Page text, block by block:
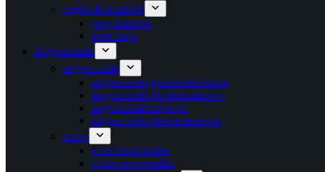
części do kosiarek
pasy klinowe
noże tnące
Zagęszczanie
zagęszczarki
zagęszczarki jednokierunkowe
zagęszczarki dwukierunkowe
zagęszczarki stopowe
zagęszczarki akumulatorowe
walce
walce budowlane
walce uniwersalne